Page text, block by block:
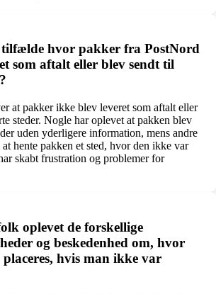
hvor pakker fra PostNord
som aftalt eller blev sendt til
at pakker ikke blev leveret som aftalt eller
steder. Nogle har oplevet at pakken blev
uden yderligere information, mens andre
hente pakken et sted, hvor den ikke var
skabt frustration og problemer for
oplevet de forskellige
og beskedenhed om, hvor
hvis man ikke var